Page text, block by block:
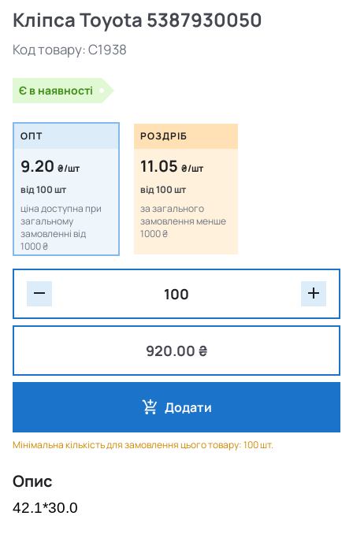
Кліпса Toyota 5387930050
Код товару:C1938
Є в наявності
ОПТ
9.20 ₴/шт
від 100 шт
ціна доступна при
загальному
замовленні від
1000 ₴
РОЗДРІБ
11.05 ₴/шт
від 100 шт
за загального
замовлення менше
1000 ₴
920.00 ₴
Додати
Мінімальна кількість для замовлення цього товару: 100 шт.
Опис
42.1*30.0